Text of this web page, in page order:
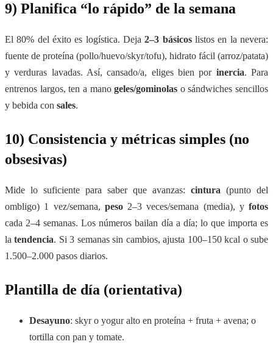
9) Planifica “lo rápido” de la semana
El 80% del éxito es logística. Deja2–3 básicoslistos en la nevera:
fuente de proteína (pollo/huevo/skyr/tofu), hidrato fácil (arroz/patata)
y verduras lavadas. Así, cansado/a, eliges bien por inercia. Para
entrenos largos, ten a manogeles/gominolas o sándwiches sencillos
y bebida con sales.
10) Consistencia y métricas simples (no
obsesivas)
Mide lo suficiente para saber que avanzas: cintura (punto del
ombligo) 1 vez/semana, peso2–3 veces/semana (media), y fotos
cada 2–4 semanas. Los números bailan día a día; lo que importa es
latendencia. Si 3 semanas sin cambios, ajusta 100–150 kcal o sube
1.500–2.000 pasos diarios.
Plantilla de día (orientativa)
Desayuno: skyr o yogur alto en proteína + fruta + avena; o
tortilla con pan y tomate.